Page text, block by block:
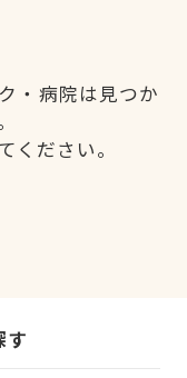
・病院は見つか
ください。
す